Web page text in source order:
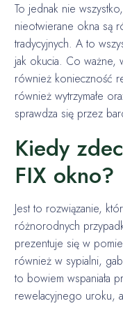
To jednak nie
nieotwierane okna są
tradycyjnych. A to
jak okucia. Co ważne,
również konieczność
również wytrzymałe
sprawdza się przez
Kiedy
FIX okno?
Jest to rozwiązanie,
różnorodnych
prezentuje się w
również w sypialni,
to bowiem wspaniała
rewelacyjnego uroku,